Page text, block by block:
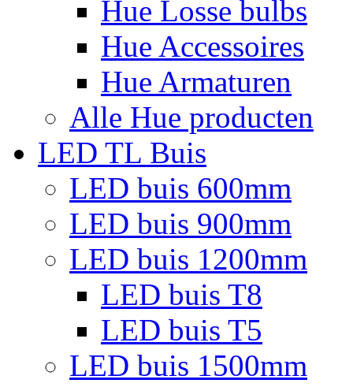
Hue Losse bulbs
Hue Accessoires
Hue Armaturen
Alle Hue producten
LED TL Buis
LED buis 600mm
LED buis 900mm
LED buis 1200mm
LED buis T8
LED buis T5
LED buis 1500mm